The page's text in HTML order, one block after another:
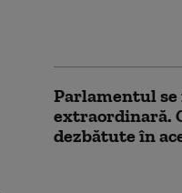
Parlamentul
extraordinară.
dezbătute în